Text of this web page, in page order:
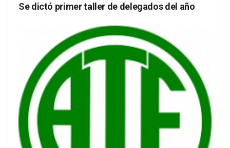
Se dictó primer taller de delegados del año